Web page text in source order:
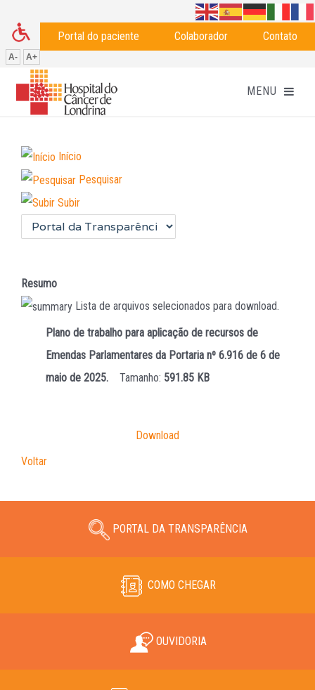
Portal do paciente Colaborador Contato
A- A+
Início
Pesquisar
Subir
Resumo
Lista de arquivos selecionados para download.
Plano de trabalho para aplicação de recursos de
Emendas Parlamentares da Portaria nº 6.916 de 6 de
maio de 2025. Tamanho: 591.85 KB
Download
Voltar
PORTAL DA TRANSPARÊNCIA
COMO CHEGAR
OUVIDORIA